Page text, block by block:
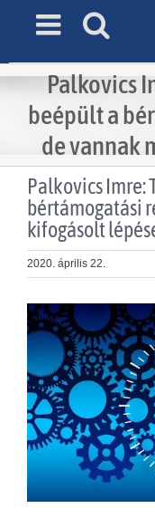
Palkovics
beépült a
de vannak
Palkovics Imre:
bértámogatási
kifogásolt
2020. április 22.
View
Larger
Image